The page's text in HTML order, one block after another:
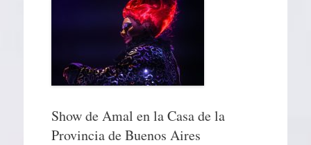
Show de Amal en la Casa de la
Provincia de Buenos Aires